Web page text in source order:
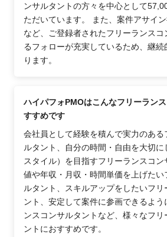
ンサルタントの方々を中心として
ただいています。 また、案件アサイ
など、ご登録者されたフリーランスコ
るフォローが充実しているため、継
ります。
ハイパフォPMOはこんなフリーラン
すすめです
会社員として経験を積んで実力のあ
ルタント、自分の時間・自由を大切に
スタイル）を目指すフリーランスコ
値や年収・月収・時間単価を上げた
ルタント、スキルアップをしたいフリ
ント、安定して案件に参画できるよう
ンスコンサルタントなど、様々なフリ
ントにおすすめです。